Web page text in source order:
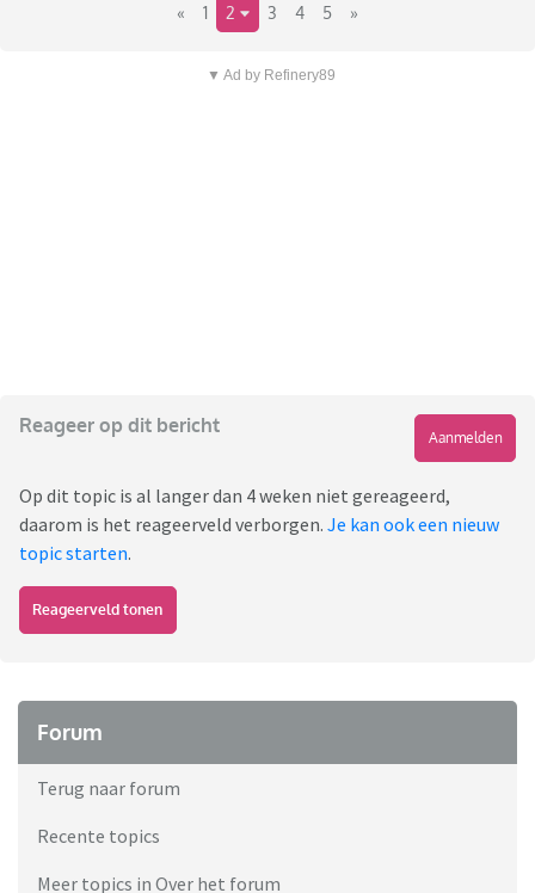
« 1 2 3 4 5 »
▼ Ad by Refinery89
Reageer op dit bericht
Aanmelden
Op dit topic is al langer dan 4 weken niet gereageerd,
daarom is het reageerveld verborgen. Je kan ook een nieuw
topic starten.
Reageerveld tonen
Forum
Terug naar forum
Recente topics
Meer topics in Over het forum